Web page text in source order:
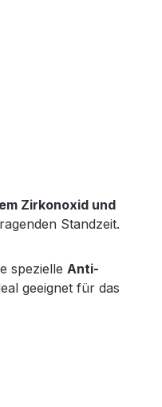
Zirkonoxid und
Standzeit.
spezielle Anti-
geeignet für das